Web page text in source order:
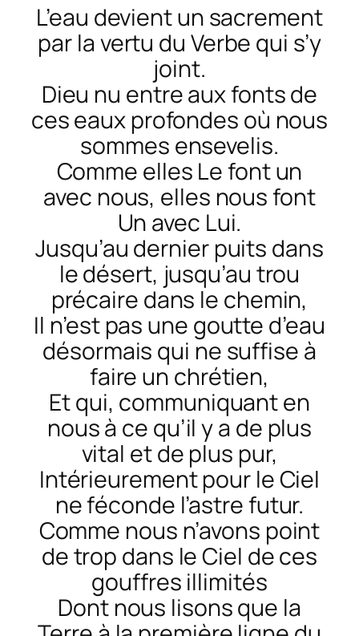
L’eau devient un sacrement
par la vertu du Verbe qui s’y
joint.
Dieu nu entre aux fonts de
ces eaux profondes où nous
sommes ensevelis.
Comme elles Le font un
avec nous, elles nous font
Un avec Lui.
Jusqu’au dernier puits dans
le désert, jusqu’au trou
précaire dans le chemin,
Il n’est pas une goutte d’eau
désormais qui ne suffise à
faire un chrétien,
Et qui, communiquant en
nous à ce qu’il y a de plus
vital et de plus pur,
Intérieurement pour le Ciel
ne féconde l’astre futur.
Comme nous n’avons point
de trop dans le Ciel de ces
gouffres illimités
Dont nous lisons que la